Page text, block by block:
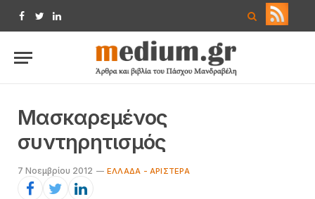
Facebook
TwitterLinkedIn
Μασκαρεμένος
συντηρητισμός
7 Νοεμβρίου 2012 ΕΛΛΆΔΑ - ΑΡΙΣΤΕΡΆ